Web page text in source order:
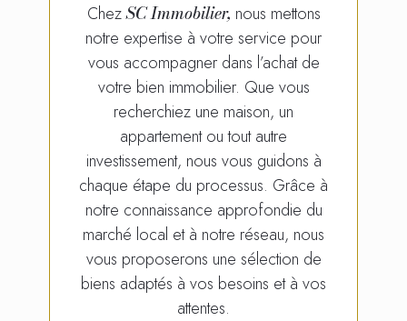
ChezSC Immobilier, nous mettons
notre expertise à votre service pour
vous accompagner dans l’achat de
votre bien immobilier. Que vous
recherchiez une maison, un
appartement ou tout autre
investissement, nous vous guidons à
chaque étape du processus. Grâce à
notre connaissance approfondie du
marché local et à notre réseau, nous
vous proposerons une sélection de
biens adaptés à vos besoins et à vos
attentes.